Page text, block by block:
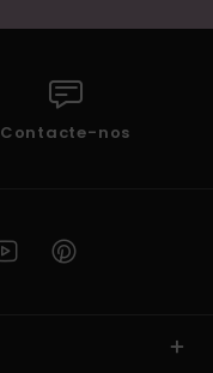
Contacte-nos